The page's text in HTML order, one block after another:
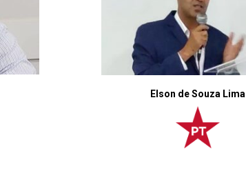
Elson de Souza Lima